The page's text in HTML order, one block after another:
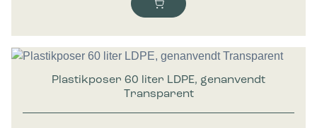
Plastikposer 60 liter LDPE, genanvendt
Transparent